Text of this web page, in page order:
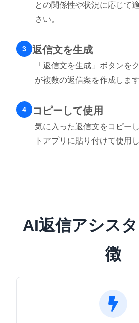
との関係性や状況に応じて
さい。
3 返信文を生成
「返信文を生成」ボタンを
が複数の返信案を作成します
4 コピーして使用
気に入った返信文をコピー
トアプリに貼り付けて使用
AI返信アシス
徴